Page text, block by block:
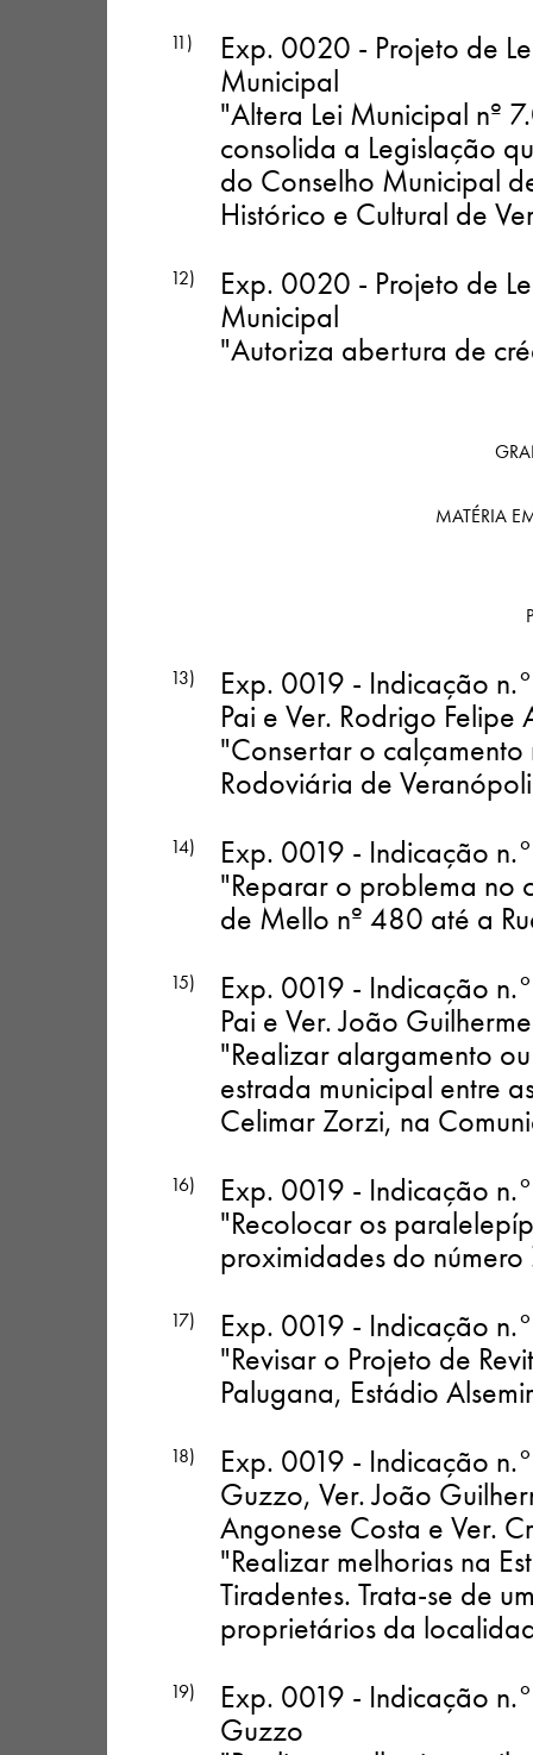
11)
Exp. 0020 - Projeto de
Municipal
"Altera Lei Municipal nº
consolida a Legislação
do Conselho Municipal
Histórico e Cultural de
12)
Exp. 0020 - Projeto de
Municipal
"Autoriza abertura de
MATÉRIA
13)
Exp. 0019 - Indicação
Pai e Ver. Rodrigo Felipe
"Consertar o calçamento
Rodoviária de
14)
Exp. 0019 - Indicação
"Reparar o problema no
de Mello nº 480 até a
15)
Exp. 0019 - Indicação
Pai e Ver. João
"Realizar alargamento
estrada municipal entre
Celimar Zorzi, na
16)
Exp. 0019 - Indicação
"Recolocar os
proximidades do
17)
Exp. 0019 - Indicação
"Revisar o Projeto de
Palugana, Estádio
18)
Exp. 0019 - Indicação
Guzzo, Ver. João
Angonese Costa e Ver.
"Realizar melhorias na
Tiradentes. Trata-se de
proprietários da
19)
Exp. 0019 - Indicação
Guzzo